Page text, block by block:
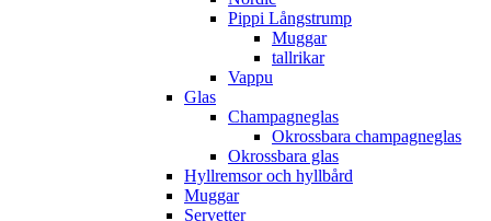
Pippi Långstrump
Muggar
tallrikar
Vappu
Glas
Champagneglas
Okrossbara champagneglas
Okrossbara glas
Hyllremsor och hyllbård
Muggar
Servetter